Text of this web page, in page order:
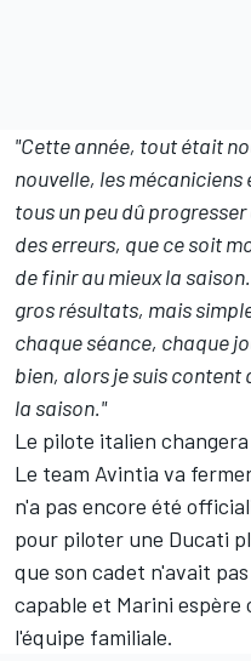
"Cette année, tout était
nouvelle, les
tous un peu dû
des erreurs, que ce soit
de finir au mieux la
gros résultats, mais
chaque séance, chaque
bien, alors je suis content
la saison."
Le pilote italien
Le team Avintia va
n'a pas encore été
pour piloter une Ducati
que son cadet n'avait
capable et Marini
l'équipe familiale.